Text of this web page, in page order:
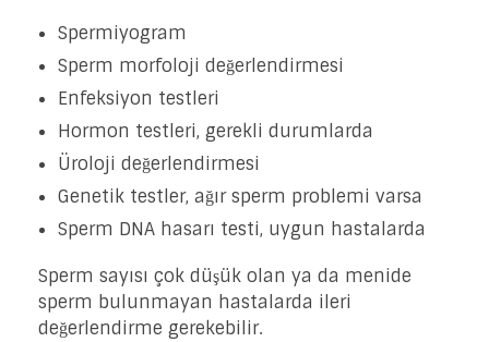
Spermiyogram
Sperm morfoloji değerlendirmesi
Enfeksiyon testleri
Hormon testleri, gerekli durumlarda
Üroloji değerlendirmesi
Genetik testler, ağır sperm problemi varsa
Sperm DNA hasarı testi, uygun hastalarda
Sperm sayısı çok düşük olan ya da menide
sperm bulunmayan hastalarda ileri
değerlendirme gerekebilir.